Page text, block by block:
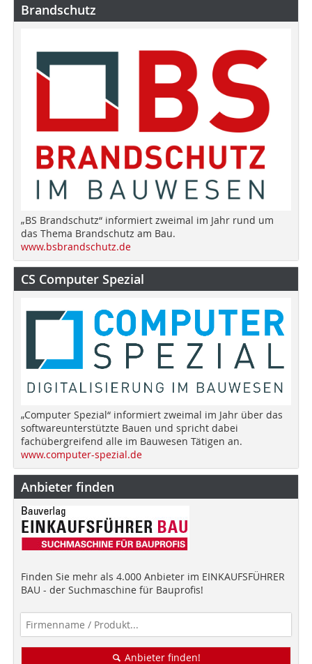
Brandschutz
„BS Brandschutz“ informiert zweimal im Jahr rund um
das Thema Brandschutz am Bau.
www.bsbrandschutz.de
CS Computer Spezial
„Computer Spezial“ informiert zweimal im Jahr über das
softwareunterstützte Bauen und spricht dabei
fachübergreifend alle im Bauwesen Tätigen an.
www.computer-spezial.de
Anbieter finden
Finden Sie mehr als 4.000 Anbieter im EINKAUFSFÜHRER
BAU - der Suchmaschine für Bauprofis!
Anbieter finden!